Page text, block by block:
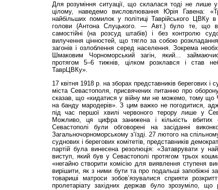
Для розуміння ситуації, що склалася тоді не
цілому, наведемо висловлювання Юрія Гавена:
найбільших помилок у політиці Таврійського ЦВКу
голови (Антона Слуцького. — Авт.) було те, що
самостійні (на розсуд штабів) і без контролю
вилучення цінностей, що тягло за собою
загонів і озлоблення серед населення. Зокрема
Шмаковим Чорноморський загін, який...
протягом 5–6 тижнів, цілком розклався і став
ТаврЦВКу».
17 квітня 1918 р. на зборах представників берегових і
міста Севастополя, присвячених питанню про
сказав, що «кидатися у війну ми не можемо, тому що
на банду мародерів». З цим важко не погодитися,
під час першої хвилі червоного терору лише у
Можливо, ця цифра занижена і кількість
Севастополі були обговорені на засіданні
Загальночорноморському з’їзді. 27 лютого на
суднових і берегових комітетів, представників
партій була винесена резолюція: «Затаврувати у
виступ, який був у Севастополі протягом трьох
«негайно створити комісію для виявлення ступеня
вирішити, як з ними бути та про подальші запобіжні
товариші матроси зобов’язувалися сприяти
пролетаріату західних держав було зрозуміло, що